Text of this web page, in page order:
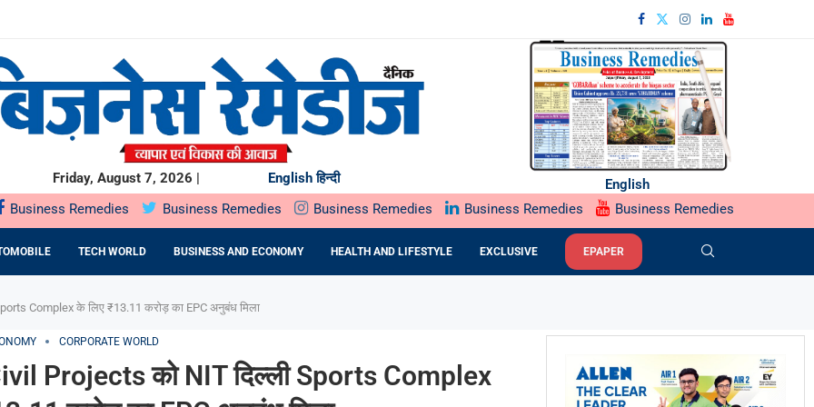
से ज्यादा भारतीय...
बचेंगे ₹40,000 करोड़;...
खरीदेगा...
Friday, August 7, 2026 | English हिन्दी
English
Business Remedies Business Remedies Business Remedies Business Remedies Business Remedies
TECH WORLD BUSINESS AND ECONOMY HEALTH AND LIFESTYLE EXCLUSIVE EPAPER
Complex के लिए ₹13.11 करोड़ का EPC अनुबंध मिला
CORPORATE WORLD
Projects को NIT दिल्ली Sports Complex